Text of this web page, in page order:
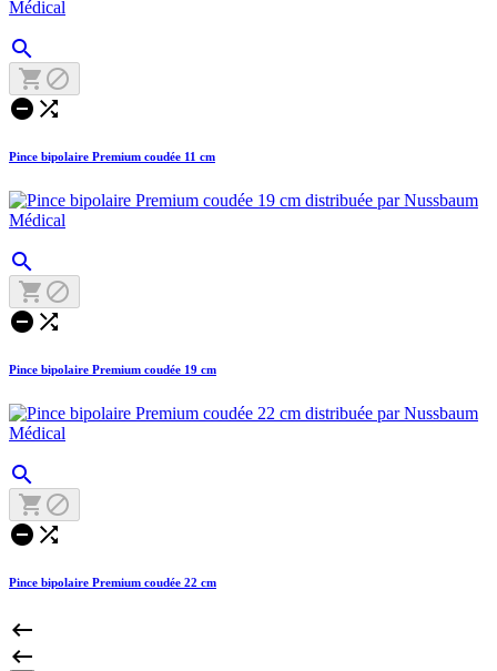

 
 
Pince bipolaire Premium coudée 11 cm

 
 
Pince bipolaire Premium coudée 19 cm

 
 
Pince bipolaire Premium coudée 22 cm

